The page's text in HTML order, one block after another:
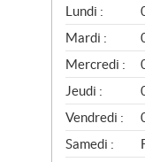
G
É
N
É
R
A
L
Lundi :
Mardi :
Mercredi :
Jeudi :
Vendredi :
Samedi :